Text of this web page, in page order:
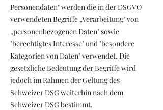
Personendaten" werden die in der DSGVO
verwendeten Begriffe „Verarbeitung" von
„personenbezogenen Daten" sowie
"berechtigtes Interesse" und "besondere
Kategorien von Daten" verwendet. Die
gesetzliche Bedeutung der Begriffe wird
jedoch im Rahmen der Geltung des
Schweizer DSG weiterhin nach dem
Schweizer DSG bestimmt.